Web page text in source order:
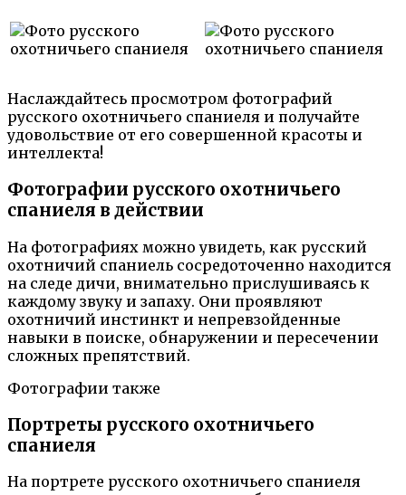
Наслаждайтесь просмотром фотографий
русского охотничьего спаниеля и получайте
удовольствие от его совершенной красоты и
интеллекта!
Фотографии русского охотничьего
спаниеля в действии
На фотографиях можно увидеть, как русский
охотничий спаниель сосредоточенно находится
на следе дичи, внимательно прислушиваясь к
каждому звуку и запаху. Они проявляют
охотничий инстинкт и непревзойденные
навыки в поиске, обнаружении и пересечении
сложных препятствий.
Фотографии также
Портреты русского охотничьего
спаниеля
На портрете русского охотничьего спаниеля